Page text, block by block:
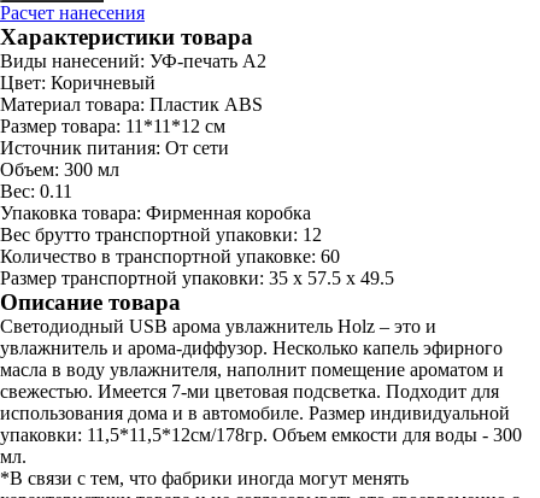
Расчет нанесения
Характеристики товара
Виды нанесений: УФ-печать А2
Цвет: Коричневый
Материал товара: Пластик ABS
Размер товара: 11*11*12 см
Источник питания: От сети
Объем: 300 мл
Вес: 0.11
Упаковка товара: Фирменная коробка
Вес брутто транспортной упаковки: 12
Количество в транспортной упаковке: 60
Размер транспортной упаковки: 35 x 57.5 x 49.5
Описание товара
Светодиодный USB арома увлажнитель Holz – это и
увлажнитель и арома-диффузор. Несколько капель эфирного
масла в воду увлажнителя, наполнит помещение ароматом и
свежестью. Имеется 7-ми цветовая подсветка. Подходит для
использования дома и в автомобиле. Размер индивидуальной
упаковки: 11,5*11,5*12см/178гр. Объем емкости для воды - 300
мл.
*В связи с тем, что фабрики иногда могут менять